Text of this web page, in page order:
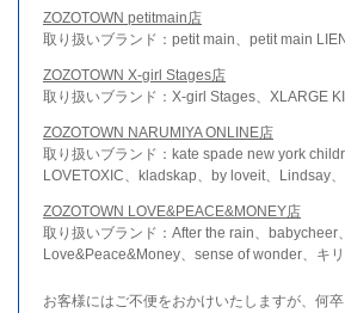
ZOZOTOWN petitmain店
取り扱いブランド：petit main、petit main
ZOZOTOWN X-girl Stages店
取り扱いブランド：X-girl Stages、XLARGE
ZOZOTOWN NARUMIYA ONLINE店
取り扱いブランド：kate spade new york
LOVETOXIC、kladskap、by loveit、Lindsay
ZOZOTOWN LOVE&PEACE&MONEY店
取り扱いブランド：After the rain、babycheer、
Love&Peace&Money、sense of wonder、キ
お客様にはご不便をおかけいたしますが、何